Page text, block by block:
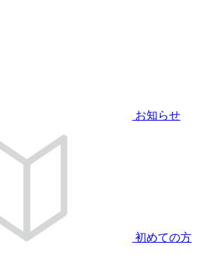
お知らせ
初めての方